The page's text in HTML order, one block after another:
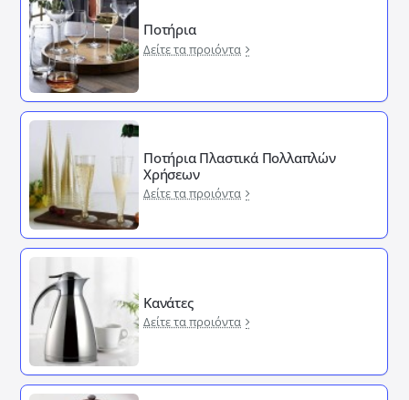
Ποτήρια
Δείτε τα προιόντα
Ποτήρια Πλαστικά Πολλαπλών
Χρήσεων
Δείτε τα προιόντα
Κανάτες
Δείτε τα προιόντα